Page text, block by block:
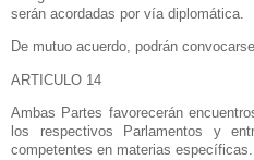
serán acordadas por vía diplomática.
De mutuo acuerdo, podrán
ARTICULO 14
Ambas Partes favorecerán
los respectivos Parlamentos y
competentes en materias específicas.